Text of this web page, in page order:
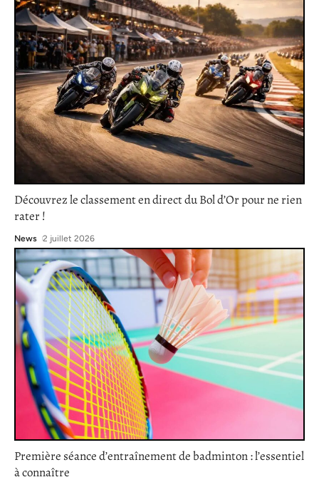
Découvrez le classement en direct du Bol d’Or pour ne rien
rater !
News 2 juillet 2026
Première séance d’entraînement de badminton : l’essentiel
à connaître